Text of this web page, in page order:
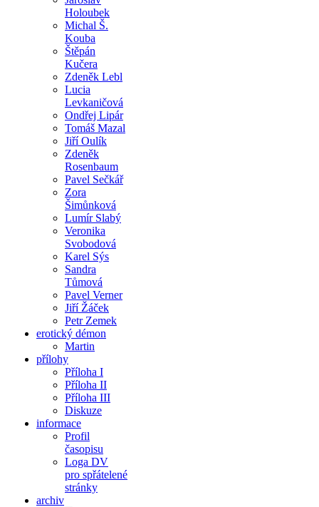
Holoubek
Michal Š.
Kouba
Štěpán
Kučera
Zdeněk Lebl
Lucia
Levkaničová
Ondřej Lipár
Tomáš Mazal
Jiří Oulík
Zdeněk
Rosenbaum
Pavel Sečkář
Zora
Šimůnková
Lumír Slabý
Veronika
Svobodová
Karel Sýs
Sandra
Tůmová
Pavel Verner
Jiří Žáček
Petr Zemek
erotický démon
Martin
přílohy
Příloha I
Příloha II
Příloha III
Diskuze
informace
Profil
časopisu
Loga DV
pro spřátelené
stránky
archiv